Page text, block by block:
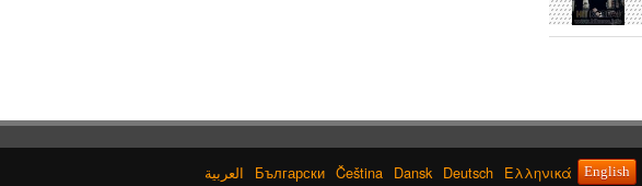
Български Čeština Dansk Deutsch Ελληνικά English